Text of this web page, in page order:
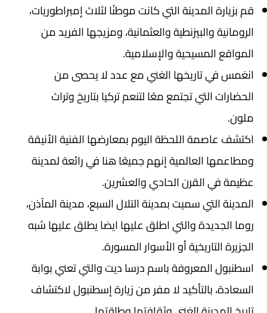
قم بزيارة المدينة التي كانت موطنًا لثلاث إمبراطوريات،
الرومانية والبيزنطية والعثمانية، ومزيجها الفريد من
المواقع المسيحية والإسلامية.
انغمس في تاريخها الغني مع عدد لا يحصى من
الحضارات التي تجتمع معًا لتنعم تركيا بتاريخ وتراث
ملون.
اكتشف عاصمة اللحظة اليوم بمعارضها الفنية الأنيقة
ومطاعمها العالمية إنهم جميعًا هنا في رائعة لمدينة
عظيمة في القرن الحادي والعشرين.
المدينة التي سميت بمدينة التلال السبع، مدينة المآذن،
روما الجديدة والتي اطلق عليها ايضا يطلق عليها شبه
الجزيرة التاريخية أو الأسوار المسورة.
اسطنبول المعروفة باسم درسا ديت والتي تعني بوابة
السعادة، بالتأكيد لا مفر من زيارة إسطنبول لاكتشاف